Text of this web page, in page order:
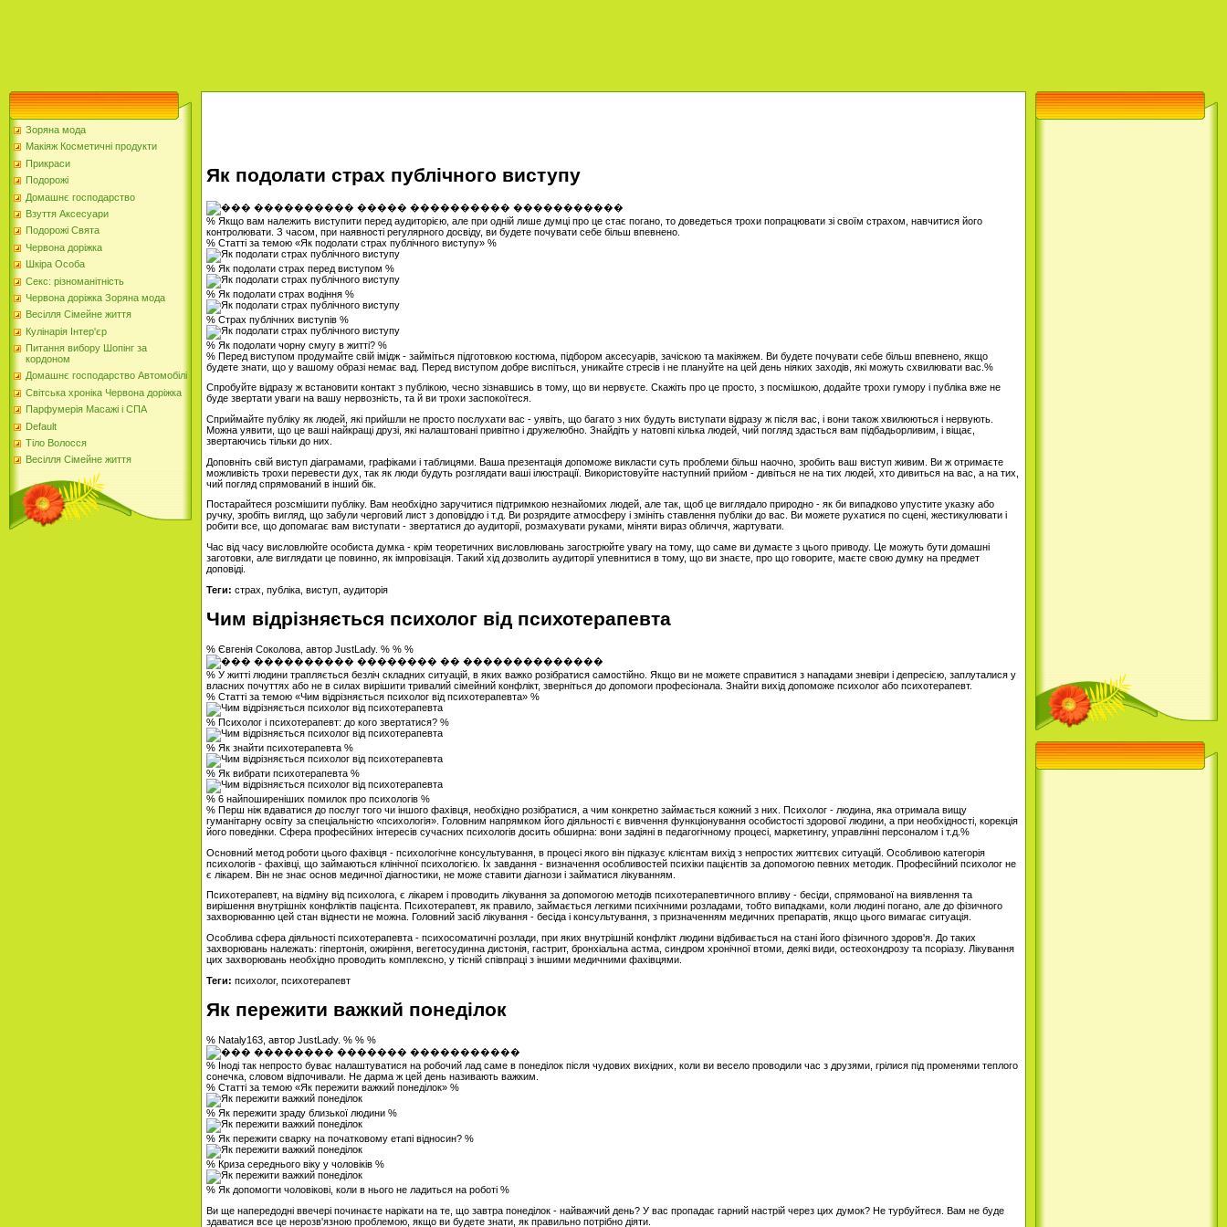
Зоряна мода
Макіяж Косметичні продукти
Прикраси
Подорожі
Домашнє господарство
Взуття Аксесуари
Подорожі Свята
Червона доріжка
Шкіра Особа
Секс: різноманітність
Червона доріжка Зоряна мода
Весілля Сімейне життя
Кулінарія Інтер'єр
Питання вибору Шопінг за
кордоном
Домашнє господарство Автомобілі
Світська хроніка Червона доріжка
Парфумерія Масажі і СПА
Default
Тіло Волосся
Весілля Сімейне життя
Як подолати страх публічного виступу
% Якщо вам належить виступити перед аудиторією, але при одній лише думці про це стає погано, то доведеться трохи попрацювати зі своїм страхом, навчитися його
контролювати. З часом, при наявності регулярного досвіду, ви будете почувати себе більш впевнено.
% Статті за темою «Як подолати страх публічного виступу» %
% Як подолати страх перед виступом %
% Як подолати страх водіння %
% Страх публічних виступів %
% Як подолати чорну смугу в житті? %
% Перед виступом продумайте свій імідж - займіться підготовкою костюма, підбором аксесуарів, зачіскою та макіяжем. Ви будете почувати себе більш впевнено, якщо
будете знати, що у вашому образі немає вад. Перед виступом добре виспіться, уникайте стресів і не плануйте на цей день ніяких заходів, які можуть схвилювати вас.%
Спробуйте відразу ж встановити контакт з публікою, чесно зізнавшись в тому, що ви нервуєте. Скажіть про це просто, з посмішкою, додайте трохи гумору і публіка вже не
буде звертати уваги на вашу нервозність, та й ви трохи заспокоїтеся.
Сприймайте публіку як людей, які прийшли не просто послухати вас - уявіть, що багато з них будуть виступати відразу ж після вас, і вони також хвилюються і нервують.
Можна уявити, що це ваші найкращі друзі, які налаштовані привітно і дружелюбно. Знайдіть у натовпі кілька людей, чий погляд здасться вам підбадьорливим, і віщає,
звертаючись тільки до них.
Доповніть свій виступ діаграмами, графіками і таблицями. Ваша презентація допоможе викласти суть проблеми більш наочно, зробить ваш виступ живим. Ви ж отримаєте
можливість трохи перевести дух, так як люди будуть розглядати ваші ілюстрації. Використовуйте наступний прийом - дивіться не на тих людей, хто дивиться на вас, а на тих,
чий погляд спрямований в інший бік.
Постарайтеся розсмішити публіку. Вам необхідно заручитися підтримкою незнайомих людей, але так, щоб це виглядало природно - як би випадково упустите указку або
ручку, зробіть вигляд, що забули черговий лист з доповіддю і т.д. Ви розрядите атмосферу і змініть ставлення публіки до вас. Ви можете рухатися по сцені, жестикулювати і
робити все, що допомагає вам виступати - звертатися до аудиторії, розмахувати руками, міняти вираз обличчя, жартувати.
Час від часу висловлюйте особиста думка - крім теоретичних висловлювань загострюйте увагу на тому, що саме ви думаєте з цього приводу. Це можуть бути домашні
заготовки, але виглядати це повинно, як імпровізація. Такий хід дозволить аудиторії упевнитися в тому, що ви знаєте, про що говорите, маєте свою думку на предмет
доповіді.
Теги: страх, публіка, виступ, аудиторія
Чим відрізняється психолог від психотерапевта
% Євгенія Соколова, автор JustLady. % % %
% У житті людини трапляється безліч складних ситуацій, в яких важко розібратися самостійно. Якщо ви не можете справитися з нападами зневіри і депресією, заплуталися у
власних почуттях або не в силах вирішити тривалий сімейний конфлікт, зверніться до допомоги професіонала. Знайти вихід допоможе психолог або психотерапевт.
% Статті за темою «Чим відрізняється психолог від психотерапевта» %
% Психолог і психотерапевт: до кого звертатися? %
% Як знайти психотерапевта %
% Як вибрати психотерапевта %
% 6 найпоширеніших помилок про психологів %
% Перш ніж вдаватися до послуг того чи іншого фахівця, необхідно розібратися, а чим конкретно займається кожний з них. Психолог - людина, яка отримала вищу
гуманітарну освіту за спеціальністю «психологія». Головним напрямком його діяльності є вивчення функціонування особистості здорової людини, а при необхідності, корекція
його поведінки. Сфера професійних інтересів сучасних психологів досить обширна: вони задіяні в педагогічному процесі, маркетингу, управлінні персоналом і т.д.%
Основний метод роботи цього фахівця - психологічне консультування, в процесі якого він підказує клієнтам вихід з непростих життєвих ситуацій. Особливою категорія
психологів - фахівці, що займаються клінічної психологією. Їх завдання - визначення особливостей психіки пацієнтів за допомогою певних методик. Професійний психолог не
є лікарем. Він не знає основ медичної діагностики, не може ставити діагнози і займатися лікуванням.
Психотерапевт, на відміну від психолога, є лікарем і проводить лікування за допомогою методів психотерапевтичного впливу - бесіди, спрямованої на виявлення та
вирішення внутрішніх конфліктів пацієнта. Психотерапевт, як правило, займається легкими психічними розладами, тобто випадками, коли людині погано, але до фізичного
захворюванню цей стан віднести не можна. Головний засіб лікування - бесіда і консультування, з призначенням медичних препаратів, якщо цього вимагає ситуація.
Особлива сфера діяльності психотерапевта - психосоматичні розлади, при яких внутрішній конфлікт людини відбивається на стані його фізичного здоров'я. До таких
захворювань належать: гіпертонія, ожиріння, вегетосудинна дистонія, гастрит, бронхіальна астма, синдром хронічної втоми, деякі види, остеохондрозу та псоріазу. Лікування
цих захворювань необхідно проводить комплексно, у тісній співпраці з іншими медичними фахівцями.
Теги: психолог, психотерапевт
Як пережити важкий понеділок
% Nataly163, автор JustLady. % % %
% Іноді так непросто буває налаштуватися на робочий лад саме в понеділок після чудових вихідних, коли ви весело проводили час з друзями, грілися під променями теплого
сонечка, словом відпочивали. Не дарма ж цей день називають важким.
% Статті за темою «Як пережити важкий понеділок» %
% Як пережити зраду близької людини %
% Як пережити сварку на початковому етапі відносин? %
% Криза середнього віку у чоловіків %
% Як допомогти чоловікові, коли в нього не ладиться на роботі %
Ви ще напередодні ввечері починаєте нарікати на те, що завтра понеділок - найважчий день? У вас пропадає гарний настрій через цих думок? Не турбуйтеся. Вам не буде
здаватися все це нерозв'язною проблемою, якщо ви будете знати, як правильно потрібно діяти.